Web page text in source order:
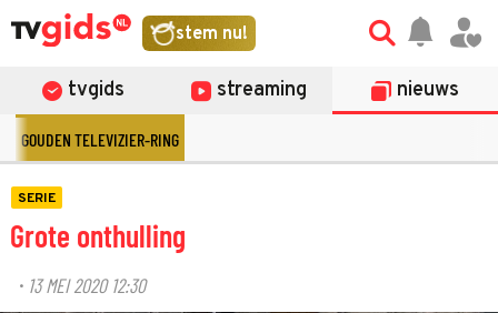
stem nu!
tvgids streaming nieuws
GOUDEN TELEVIZIER-RING
SERIE
Grote onthulling
· 13 MEI 2020 12:30